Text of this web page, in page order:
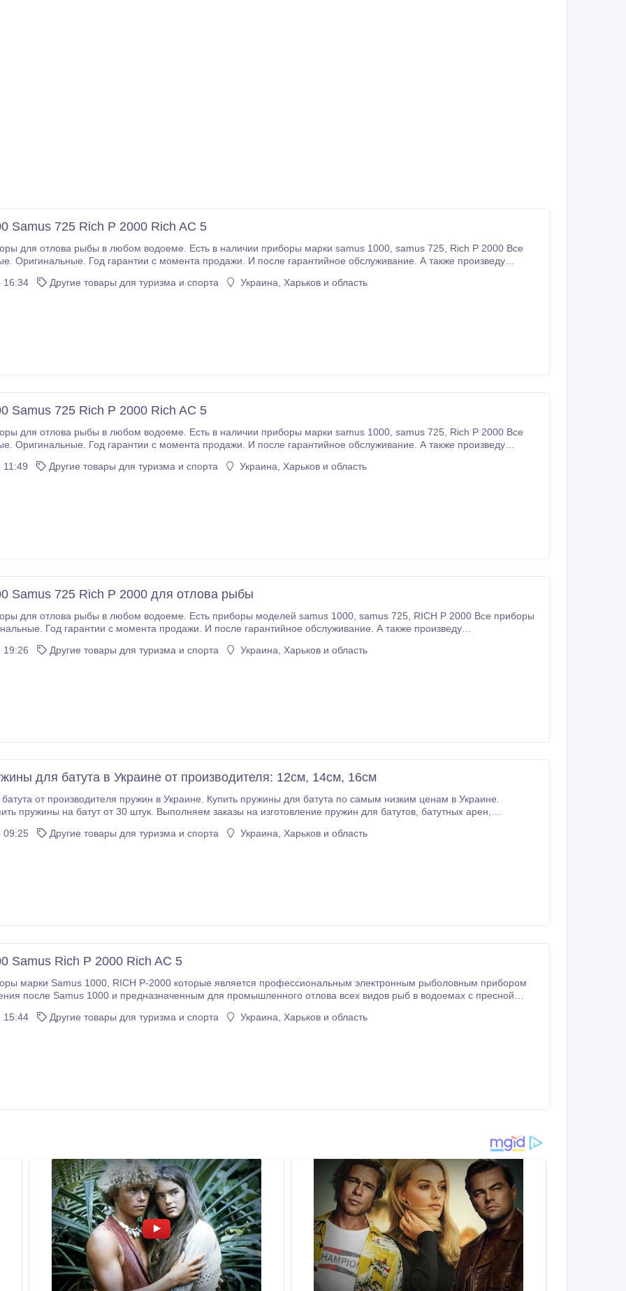
Samus 725 Rich P 2000 Rich AC 5
отлова рыбы в любом водоеме. Есть в наличии приборы марки samus 1000, samus 725, Rich P 2000 Все
Оригинальные. Год гарантии с момента продажи. И после гарантийное обслуживание. А также произведу
16:34 Другие товары для туризма и спорта Украина, Харьков и область
Samus 725 Rich P 2000 Rich AC 5
отлова рыбы в любом водоеме. Есть в наличии приборы марки samus 1000, samus 725, Rich P 2000 Все
Оригинальные. Год гарантии с момента продажи. И после гарантийное обслуживание. А также произведу
11:49 Другие товары для туризма и спорта Украина, Харьков и область
Sаmus 725 Rісh P 2000 для отлова рыбы
отлова рыбы в любом водоеме. Есть приборы моделей samus 1000, samus 725, RICH P 2000 Все приборы
Год гарантии с момента продажи. И после гарантийное обслуживание. А также произведу
копию приборов марки SAMUS.
19:26 Другие товары для туризма и спорта Украина, Харьков и область
для батута в Украине от производителя: 12см, 14см, 16см
от производителя пружин в Украине. Купить пружины для батута по самым низким ценам в Украине.
пружины на батут от 30 штук. Выполняем заказы на изготовление пружин для батутов, батутных арен,
09:25 Другие товары для туризма и спорта Украина, Харьков и область
Samus Rich P 2000 Rich AC 5
которые является профессиональным электронным рыболовным прибором
после Samus 1000 и предназначенным для промышленного отлова всех видов рыб в водоемах с пресной
15:44
Другие товары для туризма и спорта Украина, Харьков и область